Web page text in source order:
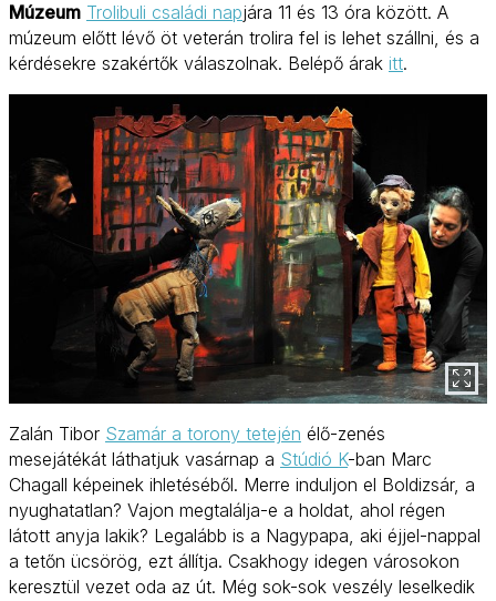
Múzeum Trolibuli családi napjára 11 és 13 óra között. A
múzeum előtt lévő öt veterán trolira fel is lehet szállni, és a
kérdésekre szakértők válaszolnak. Belépő árak itt.
Zalán Tibor Szamár a torony tetején élő-zenés
mesejátékát láthatjuk vasárnap a Stúdió K-ban Marc
Chagall képeinek ihletéséből. Merre induljon el Boldizsár, a
nyughatatlan? Vajon megtalálja-e a holdat, ahol régen
látott anyja lakik? Legalább is a Nagypapa, aki éjjel-nappal
a tetőn ücsörög, ezt állítja. Csakhogy idegen városokon
keresztül vezet oda az út. Még sok-sok veszély leselkedik